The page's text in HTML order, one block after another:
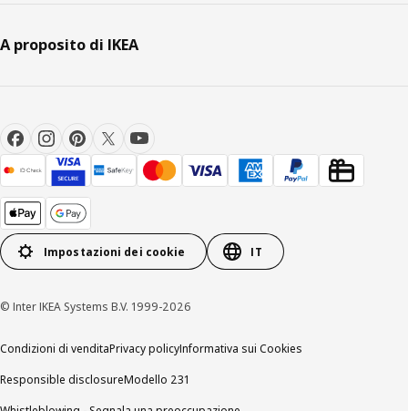
A proposito di IKEA
Impostazioni dei cookie IT
© Inter IKEA Systems B.V. 1999-2026
Condizioni di venditaPrivacy policyInformativa sui Cookies
Responsible disclosureModello 231